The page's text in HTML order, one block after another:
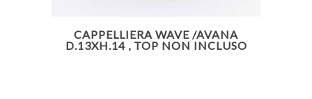
CAPPELLIERA WAVE /AVANA
D.13XH.14 , TOP NON INCLUSO